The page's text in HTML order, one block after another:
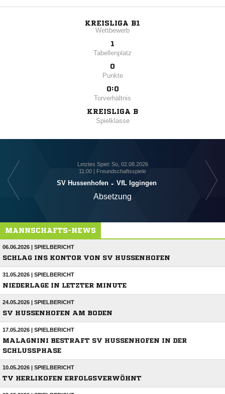
KREISLIGA B1
Wettbewerb
1
Tabellenplatz
0
Punkte
0:0
Torverhältnis
KREISLIGA B
Spielklasse
Letztes Spiel: So, 02.08.2026
11:00 | Freundschaftsspiele
SV Hussenhofen - VfL Iggingen
Absetzung
MANNSCHAFTS-NEWS
06.06.2026 | SPIELBERICHT
SCHLAG INS KONTOR VON SV HUSSENHOFEN
31.05.2026 | SPIELBERICHT
NIEDERLAGE IN LETZTER MINUTE
24.05.2026 | SPIELBERICHT
SV HUSSENHOFEN AM BODEN
17.05.2026 | SPIELBERICHT
MALAGNINI BESTRAFT SV HUSSENHOFEN IN DER
SCHLUSSPHASE
10.05.2026 | SPIELBERICHT
TV HERLIKOFEN ERFOLGSVERWÖHNT